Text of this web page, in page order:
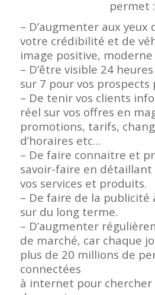
permet :
– D’augmenter aux yeux
votre crédibilité et de
image positive,
– D’être visible 24
sur 7 pour vos
– De tenir vos clients
réel sur vos offres en
promotions, tarifs,
d’horaires etc…
– De faire connaitre et
savoir-faire en détaillant
vos services et produits.
– De faire de la publicité
sur du long terme.
– D’augmenter
de marché, car chaque
plus de 20 millions de
connectées
à internet pour